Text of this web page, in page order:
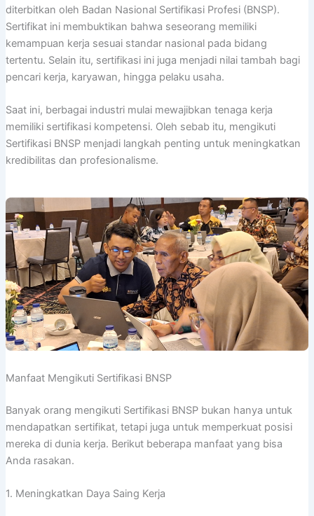
diterbitkan oleh Badan Nasional Sertifikasi Profesi (BNSP).
Sertifikat ini membuktikan bahwa seseorang memiliki
kemampuan kerja sesuai standar nasional pada bidang
tertentu. Selain itu, sertifikasi ini juga menjadi nilai tambah bagi
pencari kerja, karyawan, hingga pelaku usaha.
Saat ini, berbagai industri mulai mewajibkan tenaga kerja
memiliki sertifikasi kompetensi. Oleh sebab itu, mengikuti
Sertifikasi BNSP menjadi langkah penting untuk meningkatkan
kredibilitas dan profesionalisme.
Manfaat Mengikuti Sertifikasi BNSP
Banyak orang mengikuti Sertifikasi BNSP bukan hanya untuk
mendapatkan sertifikat, tetapi juga untuk memperkuat posisi
mereka di dunia kerja. Berikut beberapa manfaat yang bisa
Anda rasakan.
1. Meningkatkan Daya Saing Kerja